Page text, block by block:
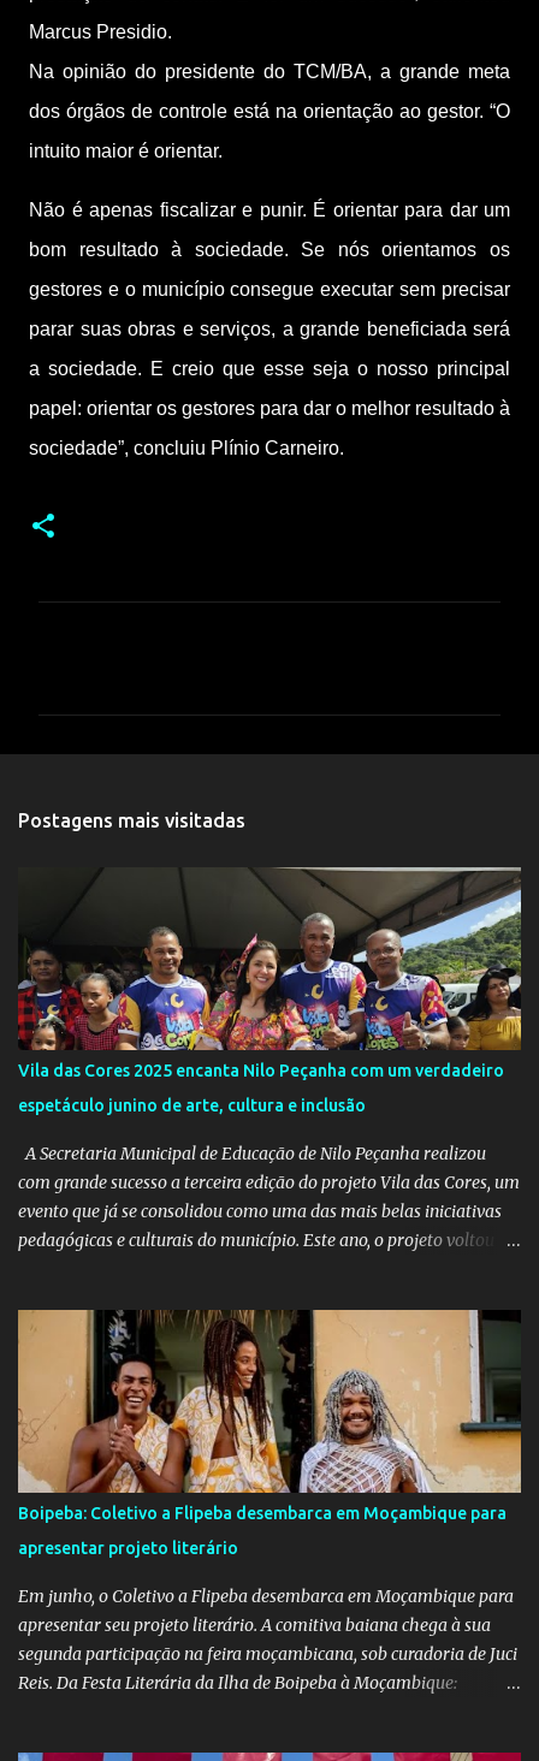
Marcus Presidio.
Na opinião do presidente do TCM/BA, a grande meta
dos órgãos de controle está na orientação ao gestor. “O
intuito maior é orientar.
Não é apenas fiscalizar e punir. É orientar para dar um
bom resultado à sociedade. Se nós orientamos os
gestores e o município consegue executar sem precisar
parar suas obras e serviços, a grande beneficiada será
a sociedade. E creio que esse seja o nosso principal
papel: orientar os gestores para dar o melhor resultado à
sociedade”, concluiu Plínio Carneiro.
o
s
Postagens mais visitadas
Vila das Cores 2025 encanta Nilo Peçanha com um verdadeiro
espetáculo junino de arte, cultura e inclusão
A Secretaria Municipal de Educação de Nilo Peçanha realizou
com grande sucesso a terceira edição do projeto Vila das Cores, um
evento que já se consolidou como uma das mais belas iniciativas
pedagógicas e culturais do município. Este ano, o projeto voltou a
criatividade e tradição. Entre os dias 16 e 18 de junho, o clima
junino tomou conta das comunidades de Barra dos Carvalhos e
São Francisco, passando por São Benedito e encerrando com
grande estilo na sede do município. Em cada local, os alunos
deram um verdadeiro show de participação e animação, com
apresentações marcadas por muito forró, cores vibrantes, danças
típicas, encenações e um forte espírito de celebração. O projeto é
mais do que uma atividade cultural: é um movimento educativo e
social que une arte, identidade e inclusão. Com o apoio irrestrito
da equipe da Secretaria de Educação e a colaboração de di...
Boipeba: Coletivo a Flipeba desembarca em Moçambique para
apresentar projeto literário
Em junho, o Coletivo a Flipeba desembarca em Moçambique para
apresentar seu projeto literário. A comitiva baiana chega à sua
segunda participação na feira moçambicana, sob curadoria de Juci
Reis. Da Festa Literária da Ilha de Boipeba à Moçambique: